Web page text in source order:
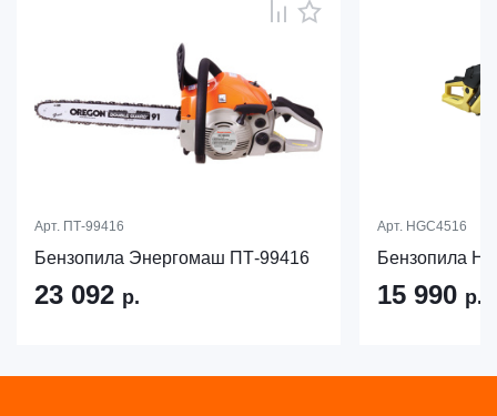
Арт. ПТ-99416
Бензопила Энергомаш ПТ-99416
23 092 р.
Арт. HGC4516
Бензопила
15 990 р.